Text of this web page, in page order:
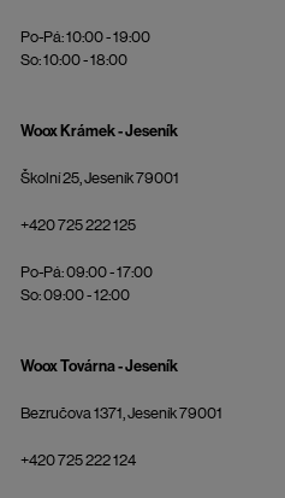
Po-Pá: 10:00 - 19:00
So: 10:00 - 18:00
Woox Krámek - Jeseník
Školní 25, Jeseník 79001
+420 725 222 125
Po-Pá: 09:00 - 17:00
So: 09:00 - 12:00
Woox Továrna - Jeseník
Bezručova 1371, Jeseník 79001
+420 725 222 124